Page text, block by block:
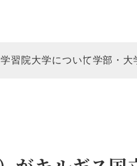
学習院大学について学部・大